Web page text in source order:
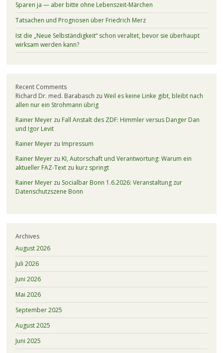
Sparen ja — aber bitte ohne Lebenszeit-Märchen
Tatsachen und Prognosen über Friedrich Merz
Ist die „Neue Selbständigkeit“ schon veraltet, bevor sie überhaupt
wirksam werden kann?
Recent Comments
Richard Dr. med. Barabasch zu Weil es keine Linke gibt, bleibt nach
allen nur ein Strohmann übrig
Rainer Meyerzu Fall Anstalt des ZDF: Himmler versus Danger Dan
und Igor Levit
Rainer Meyerzu Impressum
Rainer Meyerzu KI, Autorschaft und Verantwortung: Warum ein
aktueller FAZ-Text zu kurz springt
Rainer Meyerzu Socialbar Bonn 1.6.2026: Veranstaltung zur
Datenschutzszene Bonn
Archives
August 2026
Juli 2026
Juni 2026
Mai 2026
September 2025
August 2025
Juni 2025